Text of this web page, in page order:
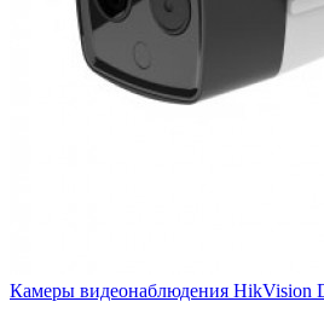
Камеры видеонаблюдения HikVision